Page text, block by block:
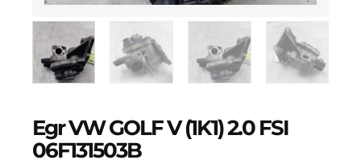
Egr VW GOLF V (1K1) 2.0 FSI
06F131503B